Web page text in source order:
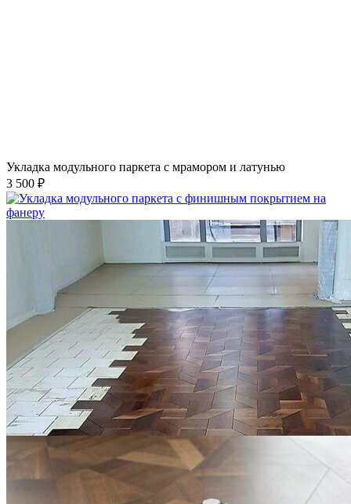
Укладка модульного паркета с мрамором и латунью
3 500 ₽
Укладка модульного паркета с финишным покрытием на
фанеру
3 600 ₽